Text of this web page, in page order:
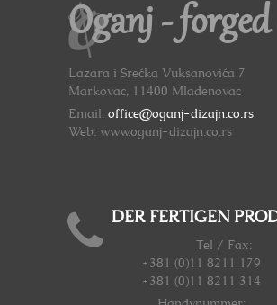
Oganj -
Lazara i Srećka Vuksanovića 7
Markovac, 11400 Mladenovac
Email: office@oganj-dizajn.co.rs
Web: www.oganj-dizajn.co.rs
DER FERTIGEN
Tel / Fax:
+381 (0)11 8211 179
+381 (0)11 8211 314